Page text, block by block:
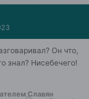
Он что,
знал? Нисебечего!
Славян